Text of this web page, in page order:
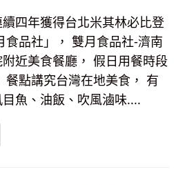
四年獲得台北米其林必比登
食品社」， 雙月食品社-濟南
近美食餐廳， 假日用餐時段
餐點講究台灣在地美食， 有
魚、油飯、吹風滷味....